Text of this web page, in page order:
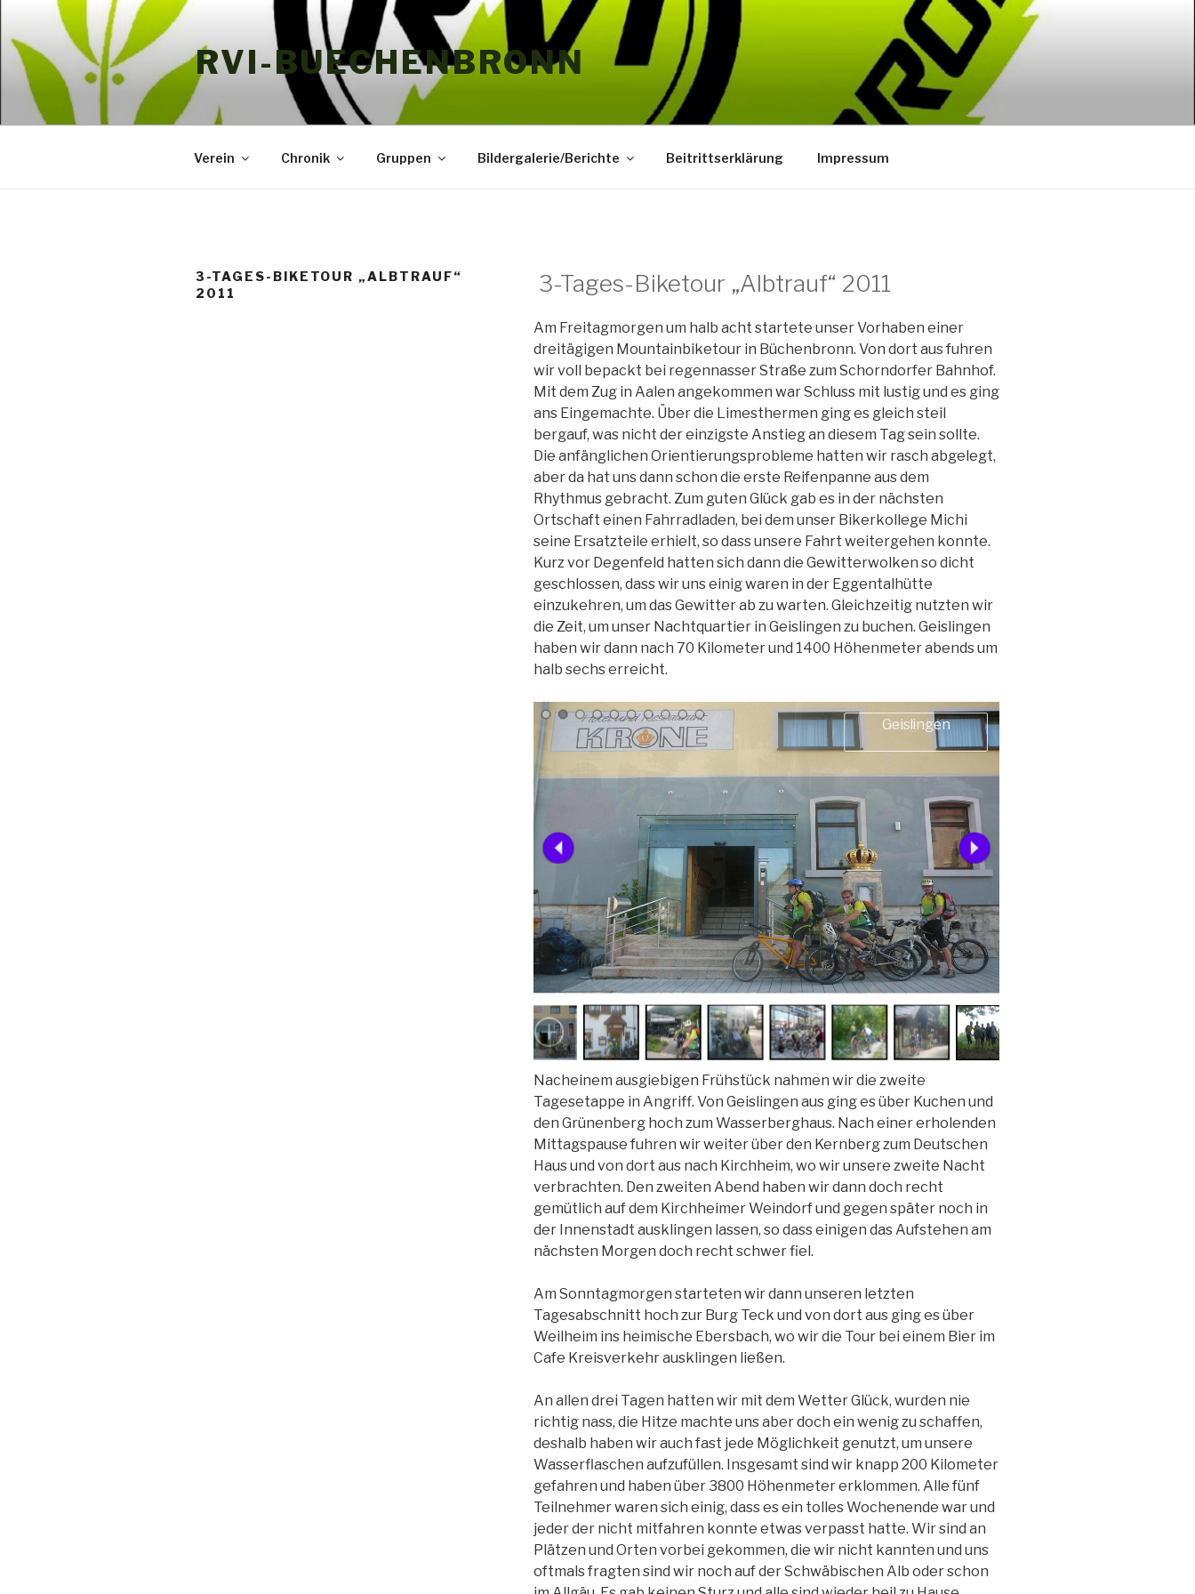
springen
RVI-BUECHENBRONN
Verein Chronik Gruppen Bildergalerie/Berichte Beitrittserklärung Impressum
3-TAGES-BIKETOUR „ALBTRAUF“
2011
3-Tages-Biketour „Albtrauf“ 2011
Am Freitagmorgen um halb acht startete unser Vorhaben einer
dreitägigen Mountainbiketour in Büchenbronn. Von dort aus fuhren
wir voll bepackt bei regennasser Straße zum Schorndorfer Bahnhof.
Mit dem Zug in Aalen angekommen war Schluss mit lustig und es ging
ans Eingemachte. Über die Limesthermen ging es gleich steil
bergauf, was nicht der einzigste Anstieg an diesem Tag sein sollte.
Die anfänglichen Orientierungsprobleme hatten wir rasch abgelegt,
aber da hat uns dann schon die erste Reifenpanne aus dem
Rhythmus gebracht. Zum guten Glück gab es in der nächsten
Ortschaft einen Fahrradladen, bei dem unser Bikerkollege Michi
seine Ersatzteile erhielt, so dass unsere Fahrt weitergehen konnte.
Kurz vor Degenfeld hatten sich dann die Gewitterwolken so dicht
geschlossen, dass wir uns einig waren in der Eggentalhütte
einzukehren, um das Gewitter ab zu warten. Gleichzeitig nutzten wir
die Zeit, um unser Nachtquartier in Geislingen zu buchen. Geislingen
haben wir dann nach 70 Kilometer und 1400 Höhenmeter abends um
halb sechs erreicht.
Geislingen
Nacheinem ausgiebigen Frühstück nahmen wir die zweite
Tagesetappe in Angriff. Von Geislingen aus ging es über Kuchen und
den Grünenberg hoch zum Wasserberghaus. Nach einer erholenden
Mittagspause fuhren wir weiter über den Kernberg zum Deutschen
Haus und von dort aus nach Kirchheim, wo wir unsere zweite Nacht
verbrachten. Den zweiten Abend haben wir dann doch recht
gemütlich auf dem Kirchheimer Weindorf und gegen später noch in
der Innenstadt ausklingen lassen, so dass einigen das Aufstehen am
nächsten Morgen doch recht schwer fiel.
Am Sonntagmorgen starteten wir dann unseren letzten
Tagesabschnitt hoch zur Burg Teck und von dort aus ging es über
Weilheim ins heimische Ebersbach, wo wir die Tour bei einem Bier im
Cafe Kreisverkehr ausklingen ließen.
An allen drei Tagen hatten wir mit dem Wetter Glück, wurden nie
richtig nass, die Hitze machte uns aber doch ein wenig zu schaffen,
deshalb haben wir auch fast jede Möglichkeit genutzt, um unsere
Wasserflaschen aufzufüllen. Insgesamt sind wir knapp 200 Kilometer
gefahren und haben über 3800 Höhenmeter erklommen. Alle fünf
Teilnehmer waren sich einig, dass es ein tolles Wochenende war und
jeder der nicht mitfahren konnte etwas verpasst hatte. Wir sind an
Plätzen und Orten vorbei gekommen, die wir nicht kannten und uns
oftmals fragten sind wir noch auf der Schwäbischen Alb oder schon